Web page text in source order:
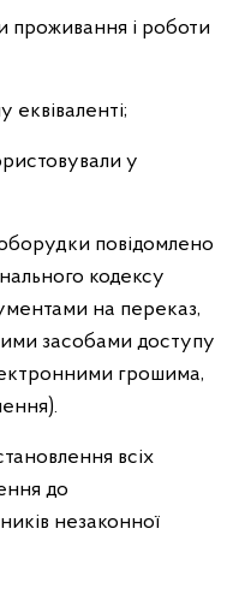
проживання і роботи
у
повідомлено
кодексу
на переказ,
засобами доступу
грошима,
всіх
до
незаконної